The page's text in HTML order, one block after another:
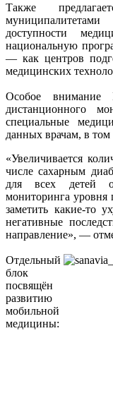
Также
доступности
национальную
— как центров
медицинских
Особое внимание
дистанционного
специальные
данных врачам, в
«Увеличивается
числе сахарным
для всех детей
мониторинга
заметить какие-то
негативные
направление», —
Отдельный
блок
посвящён
развитию
мобильной
медицины: